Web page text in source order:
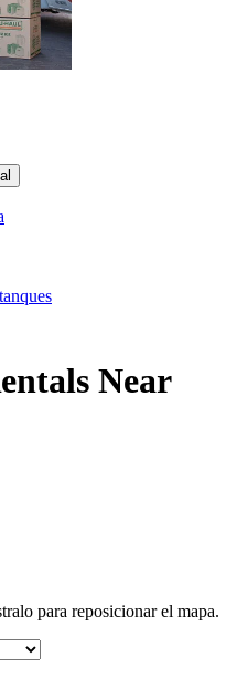
Near
para reposicionar el mapa.